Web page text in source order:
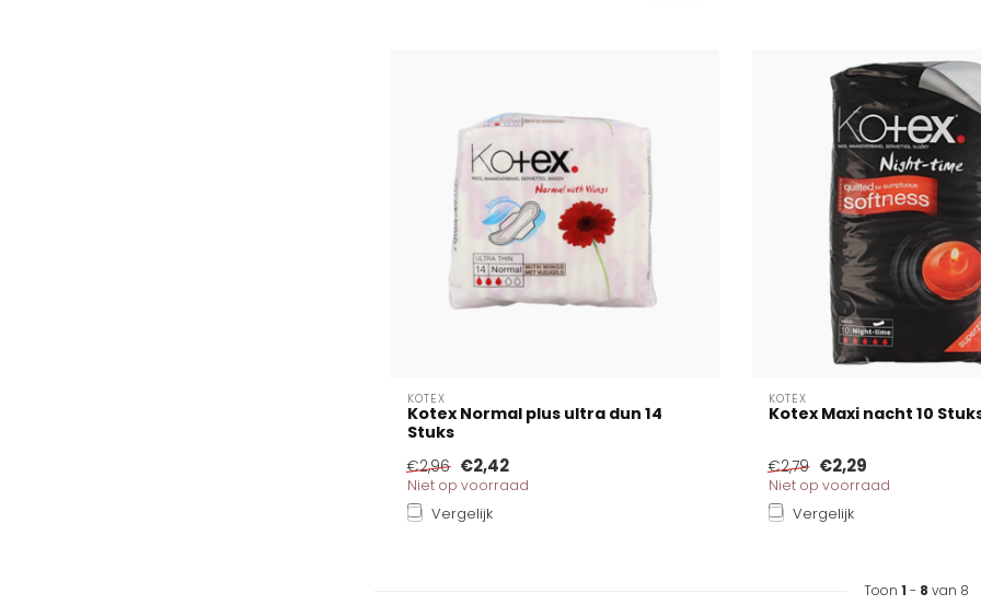
KOTEX
Kotex Normal plus ultra dun 14
Stuks
€2,96 €2,42
Niet op voorraad
Vergelijk
KOTEX
Kotex Maxi nacht 10
€2,79 €2,29
Niet op voorraad
Vergelijk
Toon 1 - 8 van 8